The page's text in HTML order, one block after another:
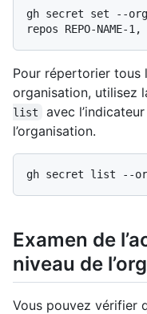
gh secret set --org
Pour répertorier tous
organisation, utilisez
list
avec l’indicateur
l’organisation.
Examen de
niveau de
Vous pouvez vérifier